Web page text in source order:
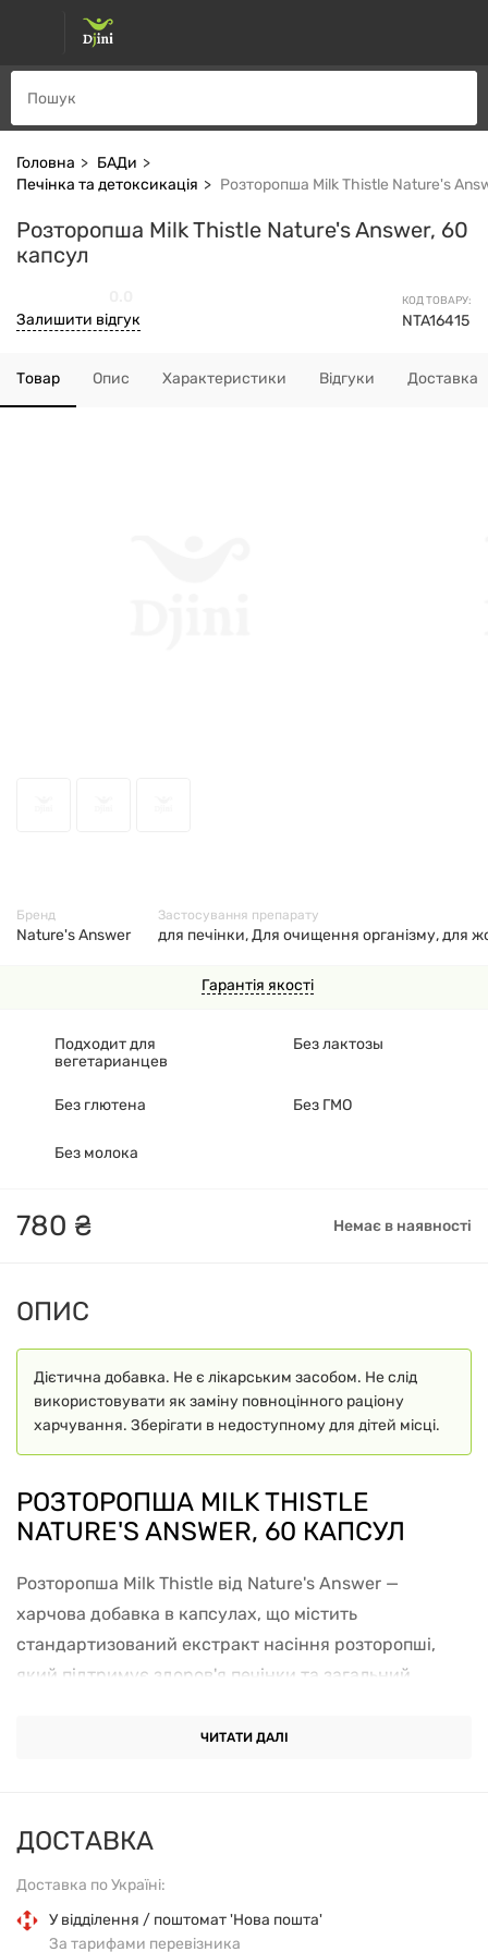
Головна
БАДи
Печінка та детоксикація
Розторопша Milk Thistle Nature's
Розторопша Milk Thistle Nature's Answer, 60
капсул
КОД ТОВАРУ:
NTA16415
Залишити відгук
Товар Опис Характеристики Відгуки Доставка
Гарантія якості
780 ₴ Немає в наявності
Подходит для
вегетарианцев
Без лактозы
Без глютена Без ГМО
Без молока
ДОСТАВКА
Доставка по Україні:
У відділення / поштомат 'Нова пошта'
За тарифами перевізника
Бренд
Nature's Answer
Застосування препарату
для печінки, Для очищення організму, для
ОПИС
Дієтична добавка. Не є лікарським засобом. Не слід
використовувати як заміну повноцінного раціону
харчування. Зберігати в недоступному для дітей місці.
РОЗТОРОПША MILK THISTLE
NATURE'S ANSWER, 60 КАПСУЛ
Розторопша Milk Thistle від Nature's Answer —
харчова добавка в капсулах, що містить
стандартизований екстракт насіння розторопші,
який підтримує здоров'я печінки та загальний
Кількість на порцію: 1 капсула
Стандартизований екстракт насіння розторопші з
ЧИТАТИ ДАЛІ